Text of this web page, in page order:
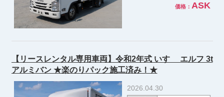
価格： ASK
【リースレンタル専用車両】令和2年式 いすゞ エルフ 3t
アルミバン ★楽のりパック施工済み！★
2026.04.30